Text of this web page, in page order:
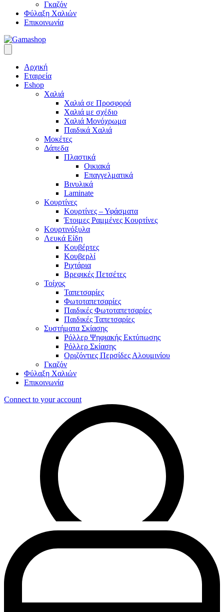
Γκαζόν
Φύλαξη Χαλιών
Επικοινωνία
Αρχική
Εταιρεία
Eshop
Χαλιά
Χαλιά σε Προσφορά
Χαλιά με σχέδιο
Χαλιά Μονόχρωμα
Παιδικά Χαλιά
Μοκέτες
Δάπεδα
Πλαστικά
Οικιακά
Επαγγελματικά
Βινυλικά
Laminate
Κουρτίνες
Κουρτίνες – Υφάσματα
Έτοιμες Ραμμένες Κουρτίνες
Κουρτινόξυλα
Λευκά Είδη
Κουβέρτες
Κουβερλί
Ριχτάρια
Βρεφικές Πετσέτες
Τοίχος
Ταπετσαρίες
Φωτοταπετσαρίες
Παιδικές Φωτοταπετσαρίες
Παιδικές Ταπετσαρίες
Συστήματα Σκίασης
Ρόλλερ Ψηφιακής Εκτύπωσης
Ρόλλερ Σκίασης
Οριζόντιες Περσίδες Αλουμινίου
Γκαζόν
Φύλαξη Χαλιών
Επικοινωνία
Connect to your account